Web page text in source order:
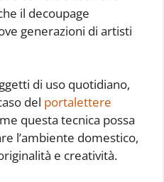
il decoupage
generazioni di artisti
di uso quotidiano,
del portalettere
questa tecnica possa
l’ambiente domestico,
e creatività.